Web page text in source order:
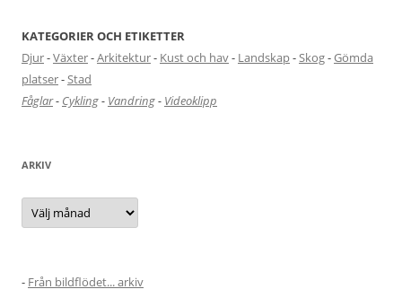
KATEGORIER OCH ETIKETTER
Djur-Växter-Arkitektur- Kust och hav- Landskap-Skog-Gömda
platser-Stad
Fåglar- Cykling- Vandring- Videoklipp
ARKIV
Arkiv
- Från bildflödet... arkiv